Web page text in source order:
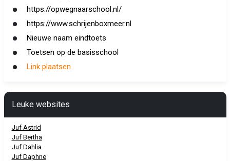
https://opwegnaarschool.nl/
https://www.schrijenboxmeer.nl
Nieuwe naam eindtoets
Toetsen op de basisschool
Link plaatsen
Leuke websites
Juf Astrid
Juf Bertha
Juf Dahlia
Juf Daphne